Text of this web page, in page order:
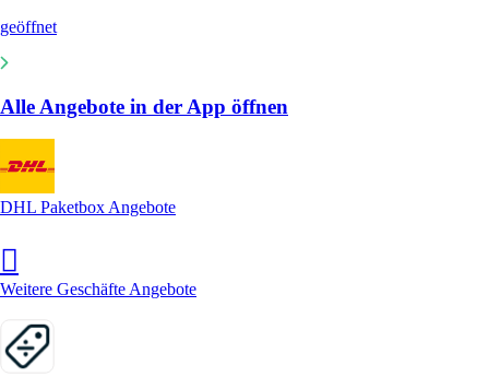
geöffnet
Alle Angebote in der App öffnen
DHL Paketbox Angebote
Weitere Geschäfte Angebote